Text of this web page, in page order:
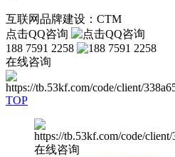
互联网品牌建设：CTM
点击QQ咨询
188 7591 2258
在线咨询
TOP
在线咨询